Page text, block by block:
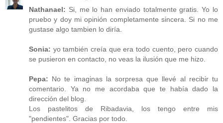
Nathanael: Si, me lo han enviado totalmente gratis. Yo lo
pruebo y doy mi opinión completamente sincera. Si no me
gustase algo tambien lo diría.
Sonia: yo también creía que era todo cuento, pero cuando
se pusieron en contacto, no veas la ilusión que me hizo.
Pepa: No te imaginas la sorpresa que llevé al recibir tu
comentario. Ya no me acordaba que te había dado la
dirección del blog.
Los pastelitos de Ribadavia, los tengo entre mis
"pendientes". Gracias por todo.